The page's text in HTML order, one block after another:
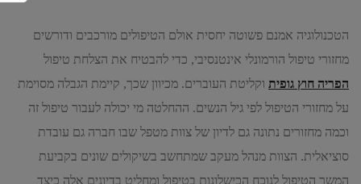
הטכנולוגיה אמנם פשוטה יחסית אולם הטיפולים מורכבים ודורשים
מחזורי טיפול הורמונלי אינטנסיבי, כדי להבטיח את הצלחת טיפול
הפריה חוץ גופית וקליטת העוברים. מכיוון שכך, קיימת הגבלה מסוימת
על מחזורי הטיפול לפי גיל הנשים. ההחלטה מי יכולה לעבור טיפול זה
וכמה מחזורים נתונה גם לדיון של צוות מטפל שבו חברה גם עובדת
סוציאלית. הצוות מנהל מעקב שמתחשב בשיקולים שונים בקביעת
המשך הטיפול לנוכח הכישלונות בטיפול ומחליט בדיונים אלה כיצד